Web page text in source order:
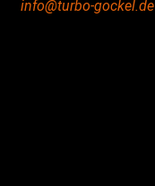
info@turbo-gockel.de